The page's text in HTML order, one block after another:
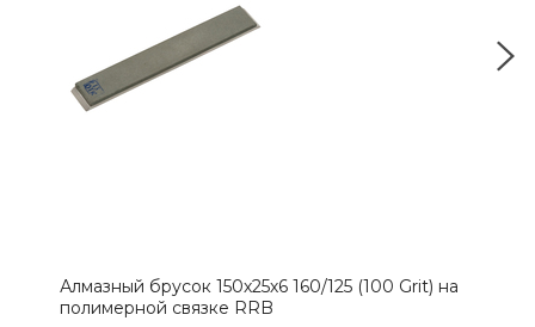
Алмазный брусок 150х25х6 160/125 (100 Grit) на
полимерной связке RRB